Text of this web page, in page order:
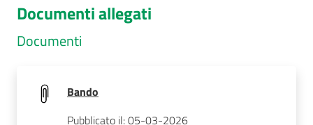
Documenti allegati
Documenti
Bando
Pubblicato il: 05-03-2026